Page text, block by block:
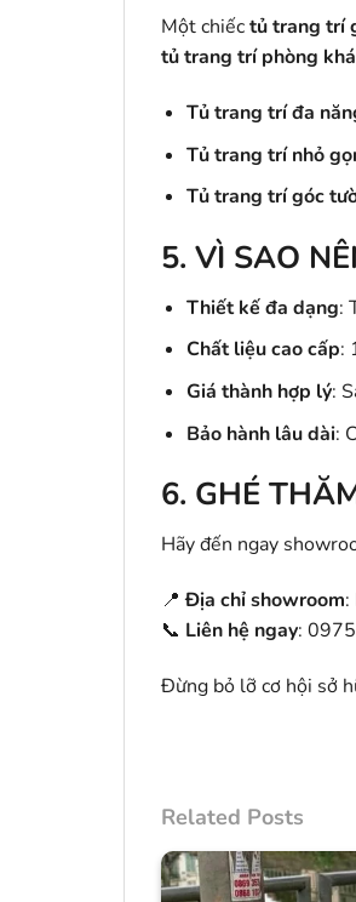
Một chiếctủ trang trí
tủ trang trí phòng
Tủ trang trí đa
Tủ trang trí nhỏ
Tủ trang trí góc
5. VÌ SAO
Thiết kế đa dạng:
Chất liệu cao cấp:
Giá thành hợp lý:
Bảo hành lâu dài:
6. GHÉ
Hãy đến ngay
📍Địa chỉ showroom
📞 Liên hệ ngay:
Đừng bỏ lỡ cơ hội sở
Related Posts